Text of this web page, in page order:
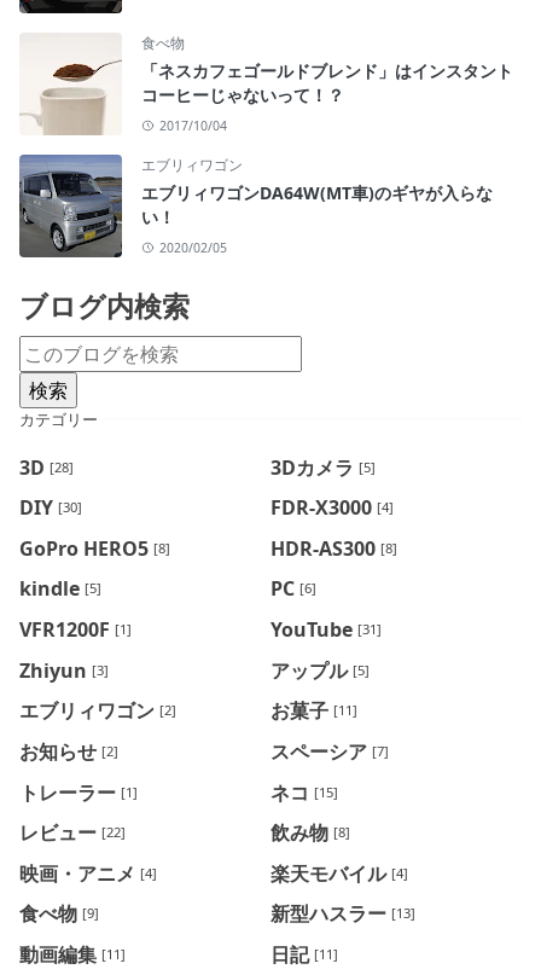
食べ物
「ネスカフェゴールドブレンド」はインスタント
コーヒーじゃないって！？
2017/10/04
エブリィワゴン
エブリィワゴンDA64W(MT車)のギヤが入らな
い！
2020/02/05
ブログ内検索
カテゴリー
3D [28] 3Dカメラ [5]
DIY [30] FDR-X3000 [4]
GoPro HERO5 [8] HDR-AS300 [8]
kindle [5] PC [6]
VFR1200F [1] YouTube [31]
Zhiyun [3] アップル [5]
エブリィワゴン [2] お菓子 [11]
お知らせ [2] スペーシア [7]
トレーラー [1] ネコ [15]
レビュー [22] 飲み物 [8]
映画・アニメ [4] 楽天モバイル [4]
食べ物 [9] 新型ハスラー [13]
動画編集 [11] 日記 [11]